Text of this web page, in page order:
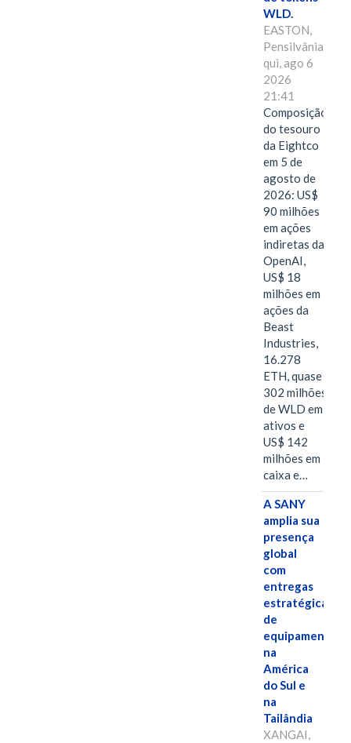
WLD.
EASTON,
Pensilvânia,
qui, ago 6
2026
21:41
Composição
do tesouro
da Eightco
em 5 de
agosto de
2026: US$
90 milhões
em ações
indiretas da
OpenAI,
US$ 18
milhões em
ações da
Beast
Industries,
16.278
ETH, quase
302 milhões
de WLD em
ativos e
US$ 142
milhões em
caixa e…
A SANY
amplia sua
presença
global
com
entregas
estratégicas
de
equipamentos
na
América
do Sul e
na
Tailândia
XANGAI,